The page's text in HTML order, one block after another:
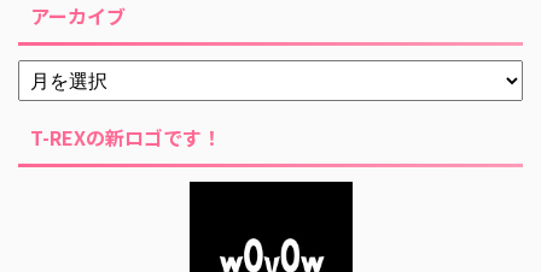
アーカイブ
T-REXの新ロゴです！